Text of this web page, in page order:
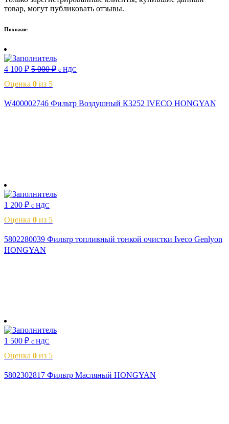
товар, могут публиковать отзывы.
Похожие
4 100 ₽ 5 000₽ с НДС
Оценка 0 из 5
W400002746 Фильтр Воздушный К3252 IVECO HONGYAN
1 200 ₽ с НДС
Оценка 0 из 5
5802280039 Фильтр топливный тонкой очистки Iveco Genlyon
HONGYAN
1 500 ₽ с НДС
Оценка 0 из 5
5802302817 Фильтр Масляный HONGYAN